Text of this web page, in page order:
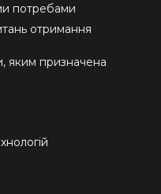
потребами
отримання
яким призначена